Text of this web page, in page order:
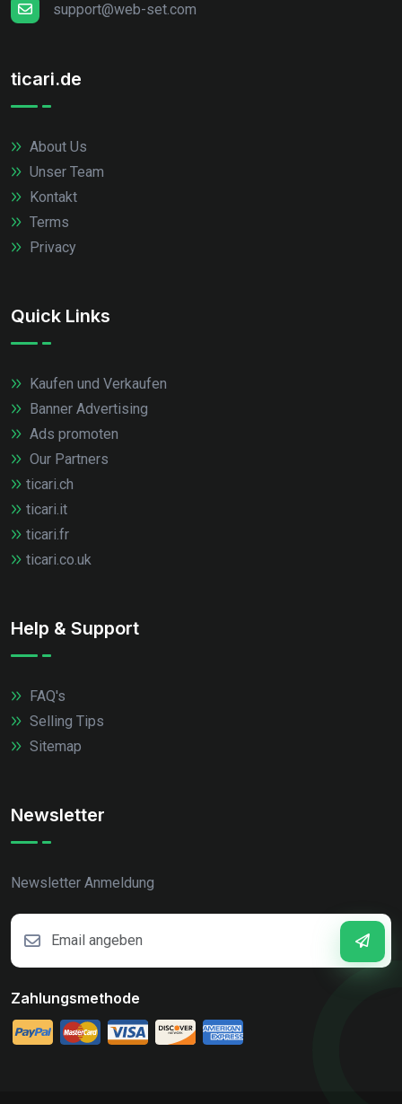
support@web-set.com
ticari.de
About Us
Unser Team
Kontakt
Terms
Privacy
Quick Links
Kaufen und Verkaufen
Banner Advertising
Ads promoten
Our Partners
ticari.ch
ticari.it
ticari.fr
ticari.co.uk
Help & Support
FAQ's
Selling Tips
Sitemap
Newsletter
Newsletter Anmeldung
Zahlungsmethode